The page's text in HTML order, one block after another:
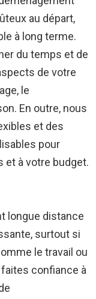
au départ,
à long terme.
du temps et de
de votre
le
En outre, nous
et des
pour
et à votre budget.
longue distance
surtout si
le travail ou
faites confiance à